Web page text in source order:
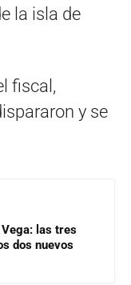
la isla de
fiscal,
y se
las tres
dos nuevos